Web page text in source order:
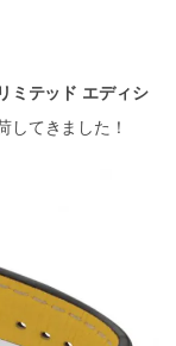
ミテッド エディシ
してきました！